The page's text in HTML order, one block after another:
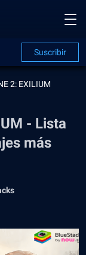
Suscribir
2: EXILIUM
- Lista
más